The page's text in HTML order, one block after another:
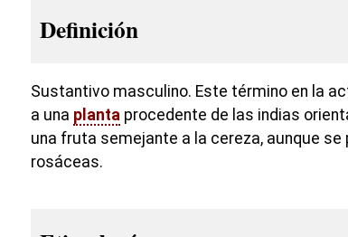
Definición
Sustantivo masculino. Este término en la
a una planta procedente de las indias
una fruta semejante a la cereza, aunque
rosáceas.